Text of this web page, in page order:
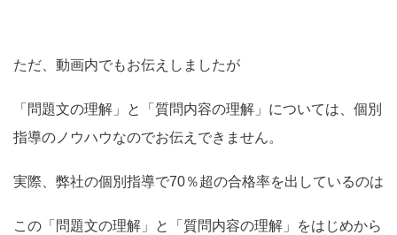
ただ、動画内でもお伝えしましたが
「問題文の理解」と「質問内容の理解」については、個別
指導のノウハウなのでお伝えできません。
実際、弊社の個別指導で70％超の合格率を出しているのは
この「問題文の理解」と「質問内容の理解」をはじめから